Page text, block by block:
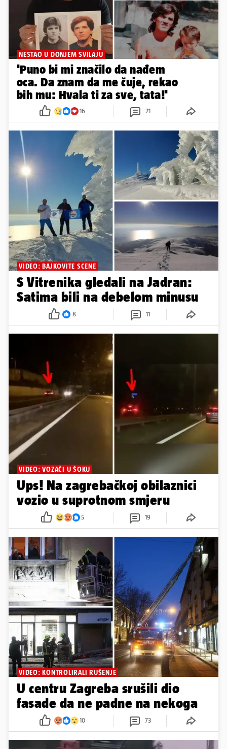
NESTAO U DONJEM SVILAJU
'Puno bi mi značilo da nađem
oca. Da znam da me čuje, rekao
bih mu: Hvala ti za sve, tata!'
16 21
VIDEO: BAJKOVITE SCENE
S Vitrenika gledali na Jadran:
Satima bili na debelom minusu
8 11
VIDEO: VOZAČI U ŠOKU
Ups! Na zagrebačkoj obilaznici
vozio u suprotnom smjeru
5 19
VIDEO: KONTROLIRALI RUŠENJE
U centru Zagreba srušili dio
fasade da ne padne na nekoga
10 73